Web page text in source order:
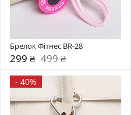
Брелок Фітнес BR-28
299 ₴ 499 ₴
- 40%